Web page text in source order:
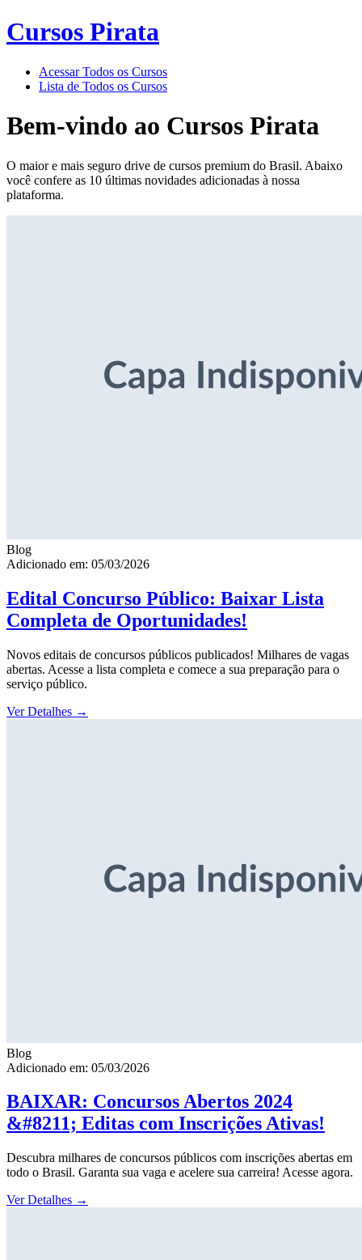
Cursos Pirata
Acessar Todos os Cursos
Lista de Todos os Cursos
Bem-vindo ao Cursos Pirata
O maior e mais seguro drive de cursos premium do Brasil. Abaixo
você confere as 10 últimas novidades adicionadas à nossa
plataforma.
Blog
Adicionado em: 05/03/2026
Edital Concurso Público: Baixar Lista
Completa de Oportunidades!
Novos editais de concursos públicos publicados! Milhares de vagas
abertas. Acesse a lista completa e comece a sua preparação para o
serviço público.
Ver Detalhes →
Blog
Adicionado em: 05/03/2026
BAIXAR: Concursos Abertos 2024
&#8211; Editas com Inscrições Ativas!
Descubra milhares de concursos públicos com inscrições abertas em
todo o Brasil. Garanta sua vaga e acelere sua carreira! Acesse agora.
Ver Detalhes →